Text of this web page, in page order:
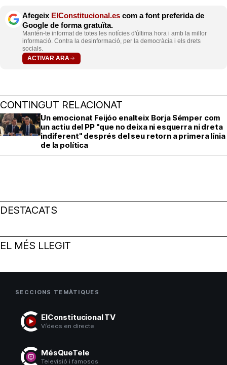
Afegeix ElConstitucional.es com a font preferida de
Google de forma gratuïta.
Mantén-te informat de totes les notícies d'última hora i amb la millor
informació. Contra la desinformació, per la democràcia i els drets
socials.
ACTIVAR ARA
CONTINGUT RELACIONAT
Un emocionat Feijóo enalteix Borja Sémper com
un actiu del PP "que no deixa ni esquerra ni dreta
indiferent" després del seu retorn a primera línia
de la política
DESTACATS
EL MÉS LLEGIT
SECCIONS TEMÀTIQUES
ElConstitucional TV
Vídeos en directe
MésQueTele
Televisió i famosos